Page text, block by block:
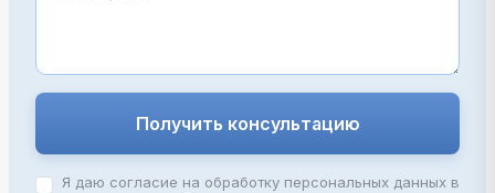
Получить консультацию
Я даю согласие на обработку персональных данных в